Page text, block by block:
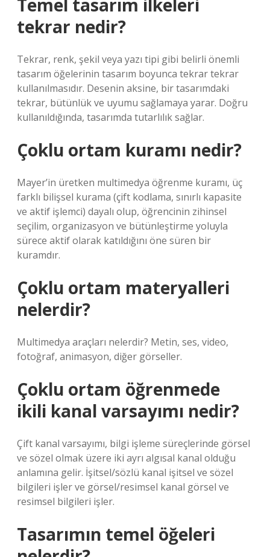
Temel tasarım ilkeleri
tekrar nedir?
Tekrar, renk, şekil veya yazı tipi gibi belirli önemli
tasarım öğelerinin tasarım boyunca tekrar tekrar
kullanılmasıdır. Desenin aksine, bir tasarımdaki
tekrar, bütünlük ve uyumu sağlamaya yarar. Doğru
kullanıldığında, tasarımda tutarlılık sağlar.
Çoklu ortam kuramı nedir?
Mayer’in üretken multimedya öğrenme kuramı, üç
farklı bilişsel kurama (çift kodlama, sınırlı kapasite
ve aktif işlemci) dayalı olup, öğrencinin zihinsel
seçilim, organizasyon ve bütünleştirme yoluyla
sürece aktif olarak katıldığını öne süren bir
kuramdır.
Çoklu ortam materyalleri
nelerdir?
Multimedya araçları nelerdir? Metin, ses, video,
fotoğraf, animasyon, diğer görseller.
Çoklu ortam öğrenmede
ikili kanal varsayımı nedir?
Çift kanal varsayımı, bilgi işleme süreçlerinde görsel
ve sözel olmak üzere iki ayrı algısal kanal olduğu
anlamına gelir. İşitsel/sözlü kanal işitsel ve sözel
bilgileri işler ve görsel/resimsel kanal görsel ve
resimsel bilgileri işler.
Tasarımın temel öğeleri